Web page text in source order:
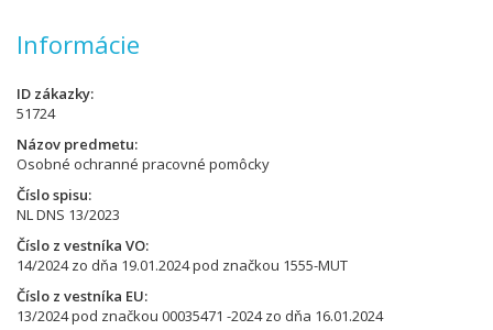
Informácie
ID zákazky
51724
Názov predmetu
Osobné ochranné pracovné pomôcky
Číslo spisu
NL DNS 13/2023
Číslo z vestníka VO
14/2024 zo dňa 19.01.2024 pod značkou 1555-MUT
Číslo z vestníka EU
13/2024 pod značkou 00035471 -2024 zo dňa 16.01.2024